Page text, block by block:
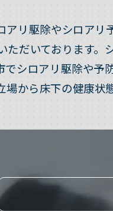
リ駆除やシロアリ
だいております。
シロアリ駆除や
場から床下の健康状